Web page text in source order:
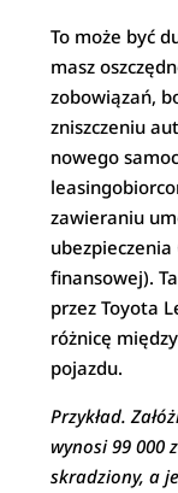
To może być
masz
zobowiązań,
zniszczeniu
nowego
zawieraniu
finansowej).
przez Toyota
różnicę
pojazdu.
Przykład.
wynosi 99 000
skradziony, a